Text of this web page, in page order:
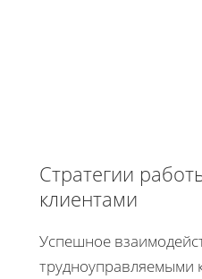
Стратегии
клиентами
Успешное
трудноуправляемыми